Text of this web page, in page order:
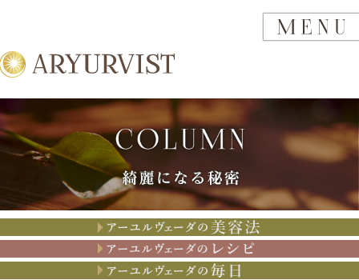
アーユルヴェーダの美容法
アーユルヴェーダのレシピ